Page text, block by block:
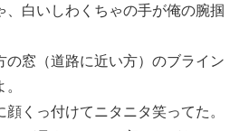
、白いしわくちゃの手が俺の腕掴
の窓（道路に近い方）のブライン
くっ付けてニタニタ笑ってた。